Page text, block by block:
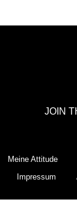
JOIN
Meine Attitude
Impressum